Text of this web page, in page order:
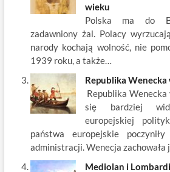
wieku
Polska ma do
zadawniony żal. Polacy
narody kochają wolność, nie
1939 roku, a także…
Republika
Republika
się bardziej
europejskiej
państwa europejskie
administracji. Wenecja zachowała
Mediolan i